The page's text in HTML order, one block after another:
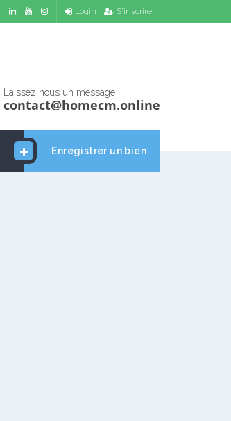
Login S'inscrire
Laissez nous un message
contact@homecm.online
Enregistrer un bien